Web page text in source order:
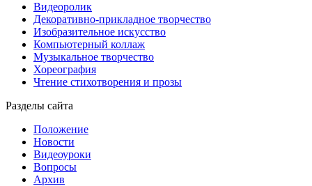
Видеоролик
Декоративно-прикладное творчество
Изобразительное искусство
Компьютерный коллаж
Музыкальное творчество
Хореография
Чтение стихотворения и прозы
Разделы сайта
Положение
Новости
Видеоуроки
Вопросы
Архив